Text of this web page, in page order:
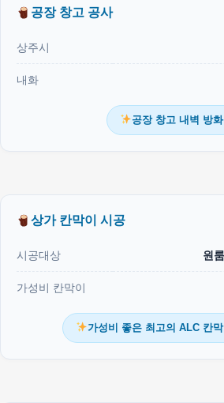
공장 창고 공사
상주시
내화
공장 창고 내벽 방화
상가 칸막이 시공
시공대상 원
가성비 칸막이
가성비 좋은 최고의 ALC 칸